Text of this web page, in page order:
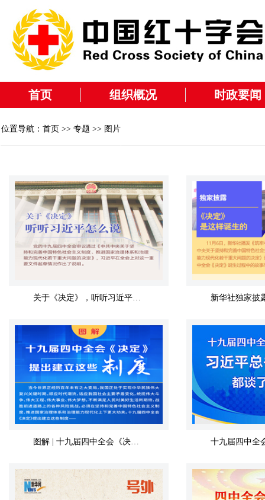
首页 组织概况 时政要闻
位置导航： 首页 >> 专题 >> 图片
关于《决定》，听听习近平怎么说
图解 | 十九届四中全会《决定》提出建立这些制度